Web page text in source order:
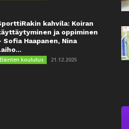
kahvila: Koiran
ja oppiminen
Sofia Haapanen, Nina
Eläinten koulutus 21.12.2025